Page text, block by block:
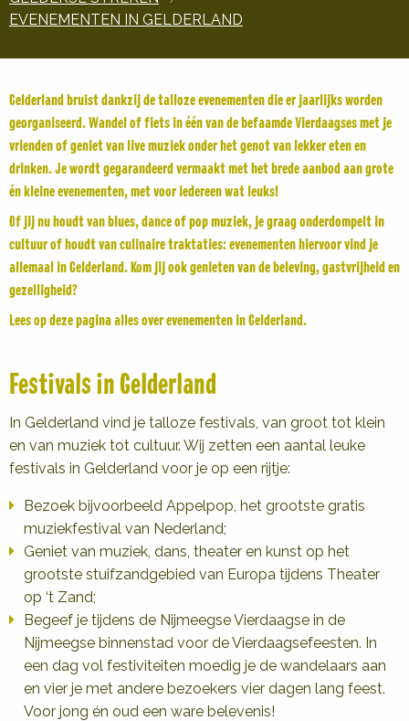
EVENEMENTEN IN GELDERLAND
Gelderland bruist dankzij de talloze evenementen die er jaarlijks worden
georganiseerd. Wandel of fiets in één van de befaamde Vierdaagses met je
vrienden of geniet van live muziek onder het genot van lekker eten en
drinken. Je wordt gegarandeerd vermaakt met het brede aanbod aan grote
én kleine evenementen, met voor iedereen wat leuks!
Of jij nu houdt van blues, dance of pop muziek, je graag onderdompelt in
cultuur of houdt van culinaire traktaties: evenementen hiervoor vind je
allemaal in Gelderland. Kom jij ook genieten van de beleving, gastvrijheid en
gezelligheid?
Lees op deze pagina alles over evenementen in Gelderland.
Festivals in Gelderland
In Gelderland vind je talloze festivals, van groot tot klein
en van muziek tot cultuur. Wij zetten een aantal leuke
festivals in Gelderland voor je op een rijtje:
Bezoek bijvoorbeeld Appelpop, het grootste gratis
muziekfestival van Nederland;
Geniet van muziek, dans, theater en kunst op het
grootste stuifzandgebied van Europa tijdens Theater
op ‘t Zand;
Begeef je tijdens de Nijmeegse Vierdaagse in de
Nijmeegse binnenstad voor de Vierdaagsefeesten. In
een dag vol festiviteiten moedig je de wandelaars aan
en vier je met andere bezoekers vier dagen lang feest.
Voor jong én oud een ware belevenis!